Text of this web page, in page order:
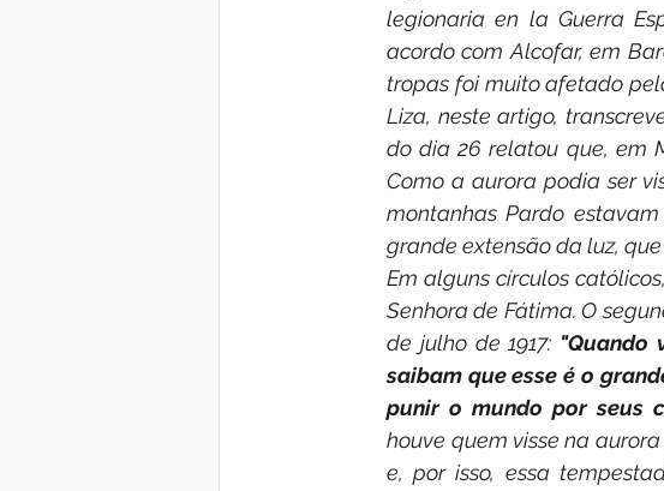
legionaria en la Guerra
acordo com Alcofar, em
tropas foi muito afetado
Liza, neste artigo,
do dia 26 relatou que, em
Como a aurora podia ser
montanhas Pardo
grande extensão da luz,
Em alguns círculos
Senhora de Fátima. O
de julho de 1917: "Quando
saibam que esse é o
punir o mundo por seus
houve quem visse na
e, por isso, essa